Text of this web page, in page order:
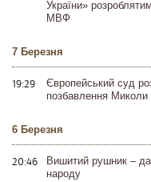
України»
МВФ
7 Березня
19:29
Європейський суд
позбавлення
6 Березня
20:46
Вишитий рушник –
народу